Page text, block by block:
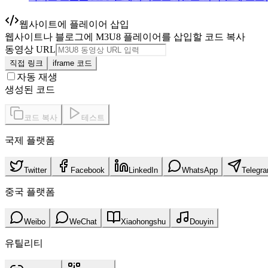
웹사이트에 플레이어 삽입
웹사이트나 블로그에 M3U8 플레이어를 삽입할 코드 복사
동영상 URL
직접 링크 iframe 코드
자동 재생
생성된 코드
코드 복사 테스트
국제 플랫폼
Twitter Facebook LinkedIn WhatsApp
중국 플랫폼
Weibo WeChat Xiaohongshu Douyin
유틸리티